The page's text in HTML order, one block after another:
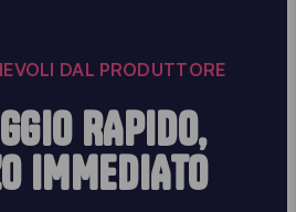
DAL PRODUTTORE
RAPIDO,
IMMEDIATO